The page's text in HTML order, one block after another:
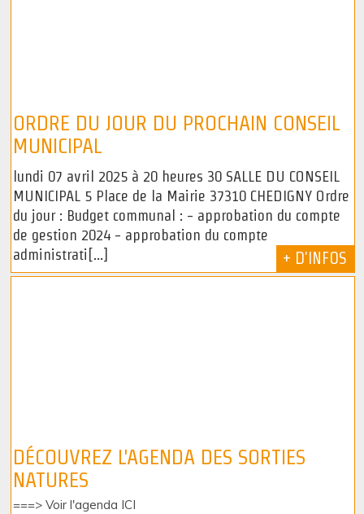
ORDRE DU JOUR DU PROCHAIN CONSEIL
MUNICIPAL
lundi 07 avril 2025 à 20 heures 30 SALLE DU CONSEIL
MUNICIPAL 5 Place de la Mairie 37310 CHEDIGNY Ordre
du jour : Budget communal : - approbation du compte
de gestion 2024 - approbation du compte
administrati[...]
+ D'INFOS
DÉCOUVREZ L'AGENDA DES SORTIES
NATURES
===> Voir l'agenda ICI